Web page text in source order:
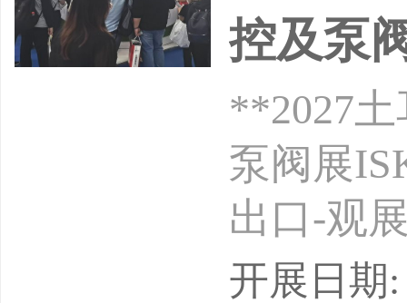
控及泵
**2027
泵阀展
出口-观
出时间：
开展日期